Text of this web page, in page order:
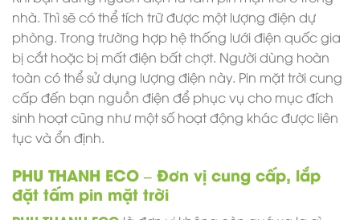
nhà. Thì sẽ có thể tích trữ được một lượng điện dự
phòng. Trong trường hợp hệ thống lưới điện quốc gia
bị cắt hoặc bị mất điện bất chợt. Người dùng hoàn
toàn có thể sử dụng lượng điện này. Pin mặt trời cung
cấp đến bạn nguồn điện để phục vụ cho mục đích
sinh hoạt cũng như một số hoạt động khác được liên
tục và ổn định.
PHU THANH ECO– Đơn vị cung cấp, lắp
đặt tấm pin mặt trời